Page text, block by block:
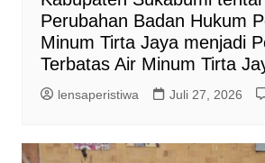
Perubahan Badan Hukum
Minum Tirta Jaya menjadi
Terbatas Air Minum Tirta
lensaperistiwa Juli 27, 2026